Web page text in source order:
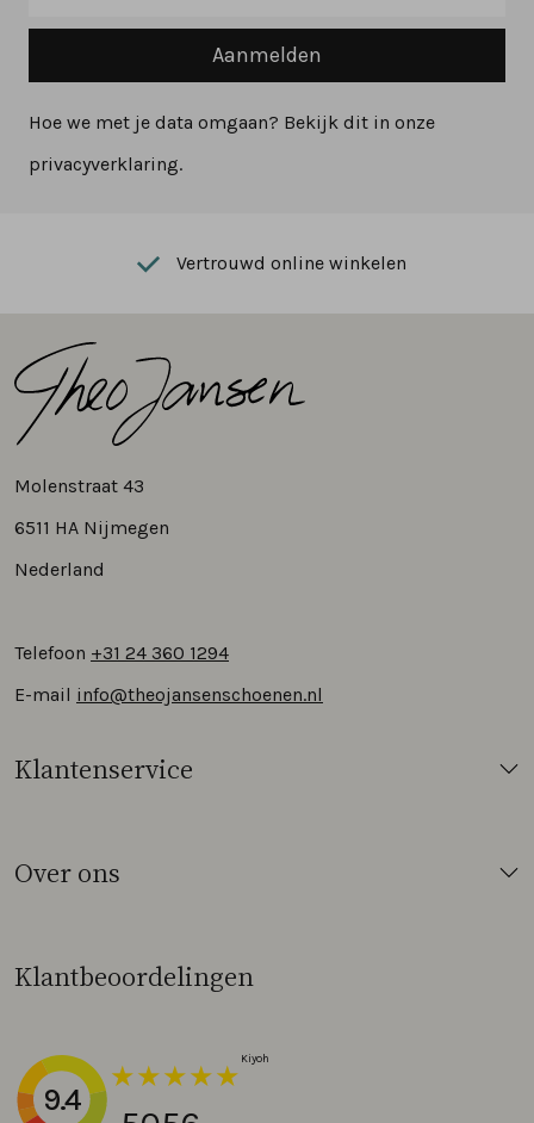
Aanmelden
Hoe we met je data omgaan? Bekijk dit in onze
privacyverklaring.
Vertrouwd online winkelen
Molenstraat 43
6511 HA Nijmegen
Nederland
Telefoon +31 24 360 1294
E-mail info@theojansenschoenen.nl
Klantenservice
Over ons
Klantbeoordelingen
9.4